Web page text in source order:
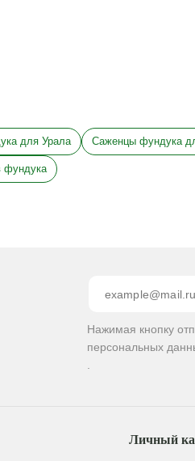
для Урала Саженцы фундука
фундука
Нажимая кнопку
персональных
Личный